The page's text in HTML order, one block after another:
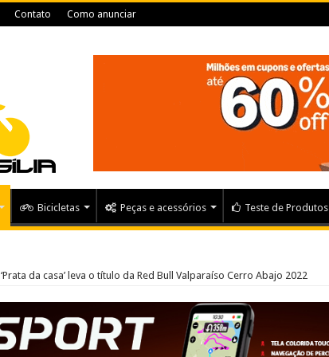
Contato Como anunciar
Bicicletas Peças e acessórios Teste de Produtos
‘Prata da casa’ leva o título da Red Bull Valparaíso Cerro Abajo 2022